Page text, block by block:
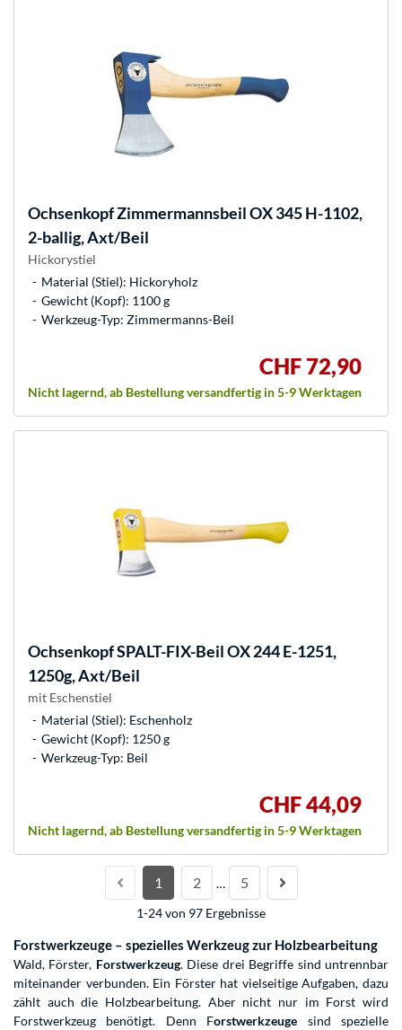
OchsenkopfZimmermannsbeil OX 345 H-1102,
2-ballig, Axt/Beil
Hickorystiel
Material (Stiel): Hickoryholz
Gewicht (Kopf): 1100 g
Werkzeug-Typ: Zimmermanns-Beil
CHF 72,90
Nicht lagernd, ab Bestellung versandfertig in 5-9 Werktagen
OchsenkopfSPALT-FIX-Beil OX 244 E-1251,
1250g, Axt/Beil
mit Eschenstiel
Material (Stiel): Eschenholz
Gewicht (Kopf): 1250 g
Werkzeug-Typ: Beil
CHF 44,09
Nicht lagernd, ab Bestellung versandfertig in 5-9 Werktagen
1 2 … 5
1-24 von 97 Ergebnisse
Forstwerkzeuge – spezielles Werkzeug zur Holzbearbeitung
Wald, Förster, Forstwerkzeug. Diese drei Begriffe sind untrennbar
miteinander verbunden. Ein Förster hat vielseitige Aufgaben, dazu
zählt auch die Holzbearbeitung. Aber nicht nur im Forst wird
Forstwerkzeug benötigt. Denn Forstwerkzeuge sind spezielle